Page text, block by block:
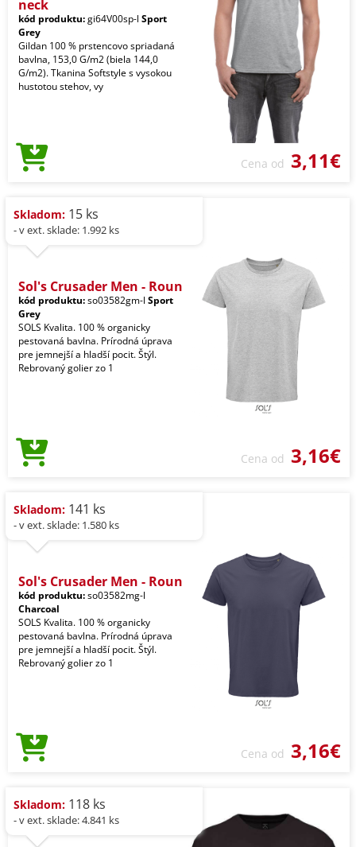
neck
kód produktu:gi64V00sp-l Sport
Grey
Gildan 100 % prstencovo spriadaná
bavlna, 153,0 G/m2 (biela 144,0
G/m2). Tkanina Softstyle s vysokou
hustotou stehov, vy
Cena od 3,11€
Skladom: 15 ks
- v ext. sklade: 1.992 ks
Sol's Crusader Men - Roun
kód produktu:so03582gm-l Sport
Grey
SOLS Kvalita. 100 % organicky
pestovaná bavlna. Prírodná úprava
pre jemnejší a hladší pocit. Štýl.
Rebrovaný golier zo 1
Cena od 3,16€
Skladom: 141 ks
- v ext. sklade: 1.580 ks
Sol's Crusader Men - Roun
kód produktu:so03582mg-l
Charcoal
SOLS Kvalita. 100 % organicky
pestovaná bavlna. Prírodná úprava
pre jemnejší a hladší pocit. Štýl.
Rebrovaný golier zo 1
Cena od 3,16€
Skladom: 118 ks
- v ext. sklade: 4.841 ks